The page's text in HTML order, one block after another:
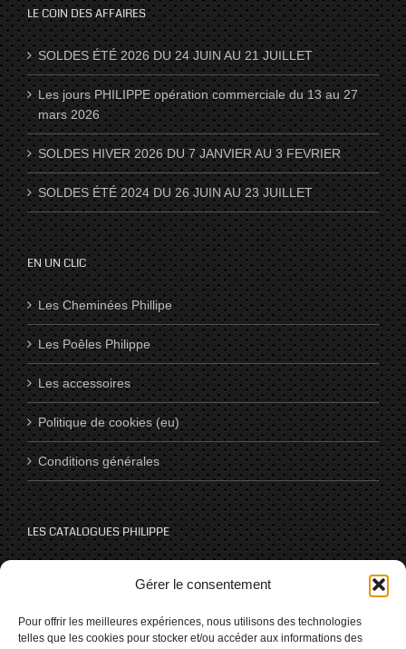
Gérer le consentement
Pour offrir les meilleures expériences, nous utilisons des technologies
telles que les cookies pour stocker et/ou accéder aux informations des
LE COIN DES AFFAIRES
SOLDES ÉTÉ 2026 DU 24 JUIN AU 21 JUILLET
Les jours PHILIPPE opération commerciale du 13 au 27
mars 2026
SOLDES HIVER 2026 DU 7 JANVIER AU 3 FEVRIER
SOLDES ÉTÉ 2024 DU 26 JUIN AU 23 JUILLET
EN UN CLIC
Les Cheminées Phillipe
Les Poêles Philippe
Les accessoires
Politique de cookies (eu)
Conditions générales
LES CATALOGUES PHILIPPE
NOUS SUIVRE SUR LES RÉSEAUX